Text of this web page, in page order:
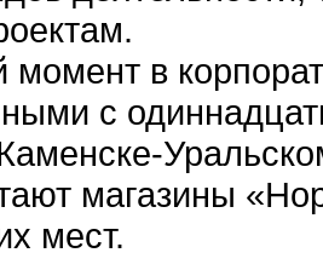
в
с
магазины
мест.